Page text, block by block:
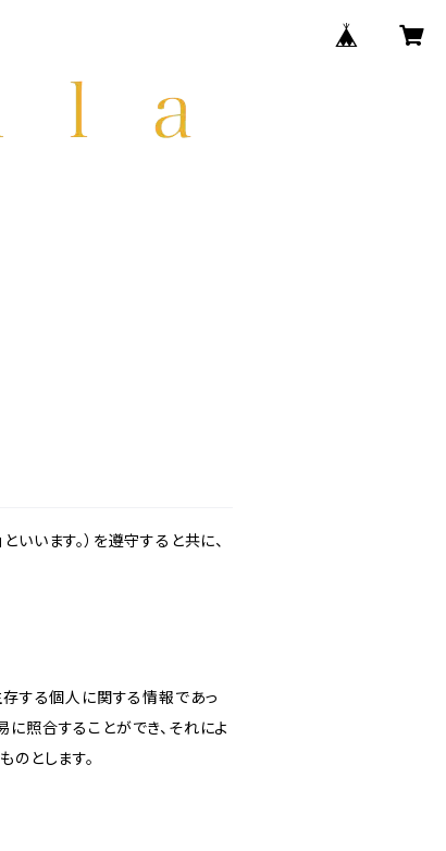
います。）を遵守すると共に、
する個人に関する情報であっ
照合することができ、それによ
とします。